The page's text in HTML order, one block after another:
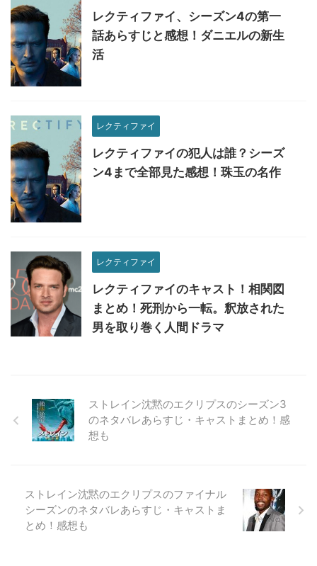
レクティファイ、シーズン4の第一
話あらすじと感想！ダニエルの新生
活
レクティファイ
レクティファイの犯人は誰？シーズ
ン4まで全部見た感想！珠玉の名作
レクティファイ
レクティファイのキャスト！相関図
まとめ！死刑から一転。釈放された
男を取り巻く人間ドラマ
ストレイン沈黙のエクリプスのシーズン3
のネタバレあらすじ・キャストまとめ！感
想も
ストレイン沈黙のエクリプスのファイナル
シーズンのネタバレあらすじ・キャストま
とめ！感想も